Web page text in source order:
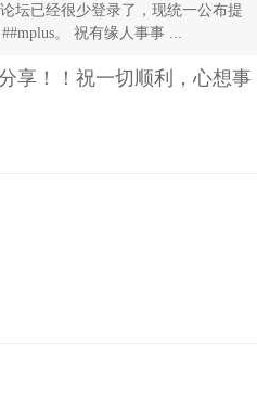
坛已经很少登录了，现统一公布提
。 祝有缘人事事 ...
享！！祝一切顺利，心想事